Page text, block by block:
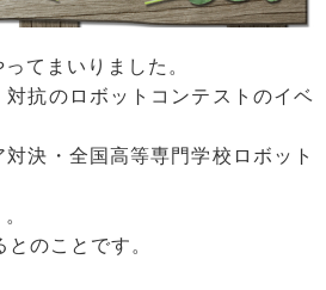
てまいりました。
抗のロボットコンテストのイベ
決・全国高等専門学校ロボット
のことです。